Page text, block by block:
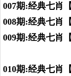
007期:经典七肖
008期:经典七肖
009期:经典七肖
010期:经典七肖